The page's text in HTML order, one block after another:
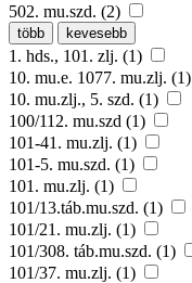
502. mu.szd. (2)
több kevesebb
1. hds., 101. zlj. (1)
10. mu.e. 1077. mu.zlj. (1)
10. mu.zlj., 5. szd. (1)
100/112. mu.szd (1)
101-41. mu.zlj. (1)
101-5. mu.szd. (1)
101. mu.zlj. (1)
101/13.táb.mu.szd. (1)
101/21. mu.zlj. (1)
101/308. táb.mu.szd. (1)
101/37. mu.zlj. (1)